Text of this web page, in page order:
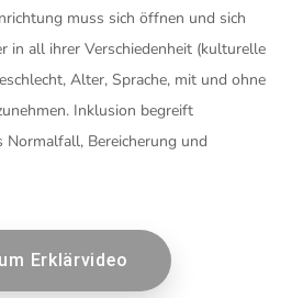
muss sich öffnen und sich
in all ihrer Verschiedenheit (kulturelle
Alter, Sprache, mit und ohne
Inklusion begreift
Normalfall, Bereicherung und
Erklärvideo